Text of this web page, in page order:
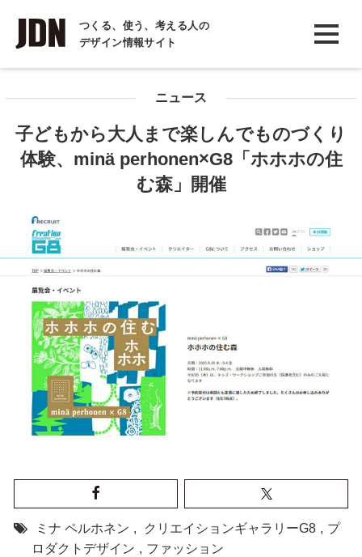
つくる、使う、考える人の
デザイン情報サイト
INTERVIEW
インタビュー
COLUMN
ニュース
子どもから大人まで楽しんでものづくり
体験、minä perhonen×G8「ホホホの住
む森」開催
ミナ ペルホネン , クリエイションギャラリーG8 , プ
ロダクトデザイン , ファッション